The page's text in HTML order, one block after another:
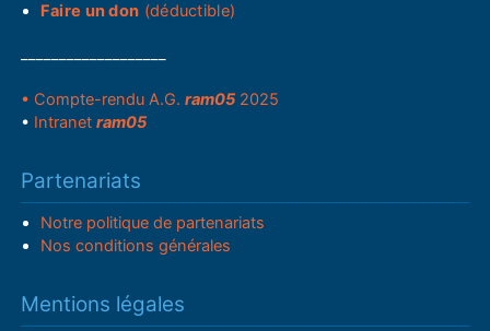
Faire un don (déductible)
• Compte-rendu A.G.ram05 2025
• Intranetram05
Partenariats
Notre politique de partenariats
Nos conditions générales
Mentions légales